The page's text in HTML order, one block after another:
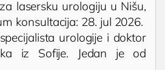
imuniteta
Od hronične
zdravlja
lasersku urologiju u Nišu,
konsultacija: 28. jul 2026.
urologije i doktor
iz Sofije. Jedan je od